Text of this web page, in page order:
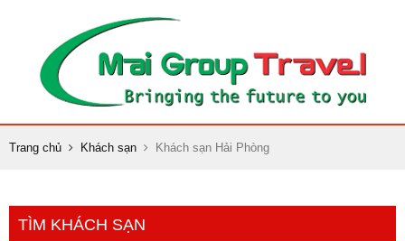
Trang chủ Khách sạn Khách sạn Hải Phòng
TÌM KHÁCH SẠN